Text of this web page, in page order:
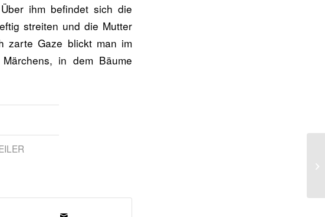
ihm befindet sich die
streiten und die Mutter
zarte Gaze blickt man im
in dem Bäume